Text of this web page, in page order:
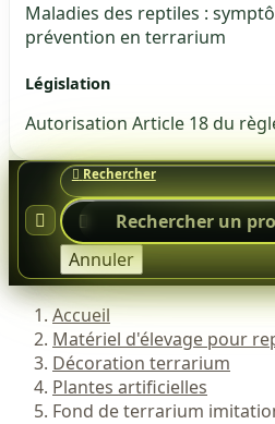
Maladies des reptiles :
prévention en terrarium
Législation
Autorisation Article 18 du


Annuler

Accueil
Matériel d'élevage pour
Décoration terrarium
Plantes artificielles
Fond de terrarium